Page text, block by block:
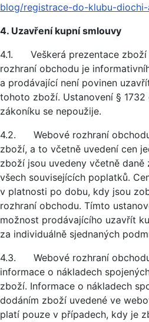
blog/registrace-do-klubu-
4. Uzavření kupní smlouvy
4.1. Veškerá prezentace zboží
rozhraní obchodu je
a prodávající není povinen
tohoto zboží. Ustanovení §
zákoníku se nepoužije.
4.2. Webové rozhraní
zboží, a to včetně uvedení cen
zboží jsou uvedeny včetně daně
všech souvisejících poplatků.
v platnosti po dobu, kdy jsou
rozhraní obchodu. Tímto
možnost prodávajícího uzavřít
za individuálně sjednaných
4.3. Webové rozhraní
informace o nákladech
zboží. Informace o nákladech
dodáním zboží uvedené ve
platí pouze v případech, kdy je